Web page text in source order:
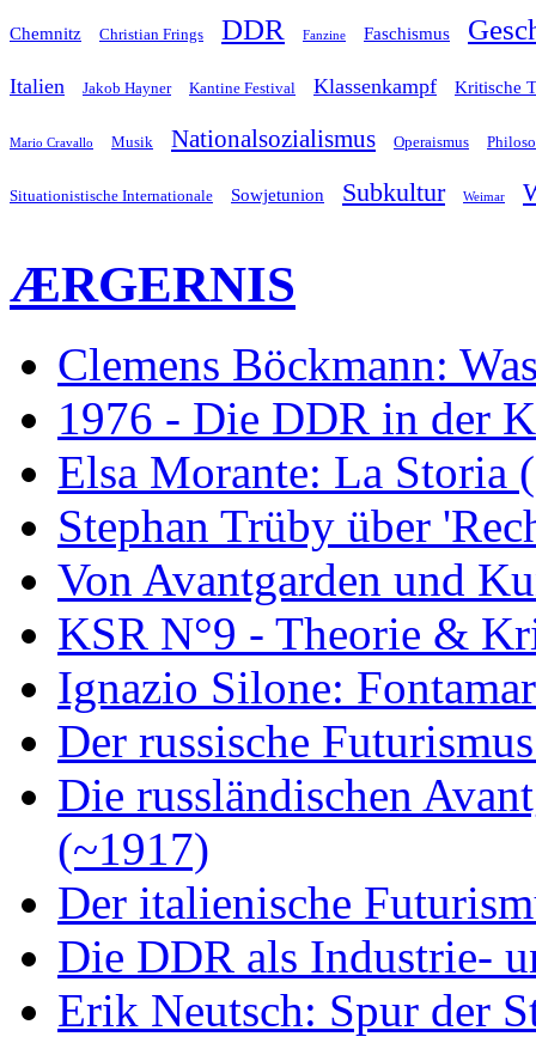
Chemnitz Christian Frings DDR Fanzine Faschismus
Italien Jakob Hayner Kantine Festival Klassenkampf Kritische
Mario Cravallo Musik Nationalsozialismus Operaismus
Situationistische Internationale Sowjetunion Subkultur Weimar
ÆRGERNIS
Clemens Böckmann:
1976 - Die DDR in der
Elsa Morante: La Storia
Stephan Trüby über
Von Avantgarden und
KSR N°9 - Theorie &
Ignazio Silone:
Der russische
Die russländischen
(~1917)
Der italienische
Die DDR als Industrie-
Erik Neutsch: Spur der